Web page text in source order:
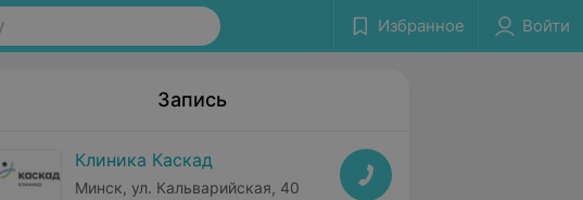
Избранное Войти
Запись
Клиника Каскад
Минск, ул. Кальварийская, 40